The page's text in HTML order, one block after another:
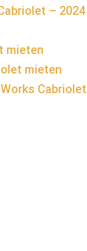
– 2024
mieten
mieten
Cabriolet